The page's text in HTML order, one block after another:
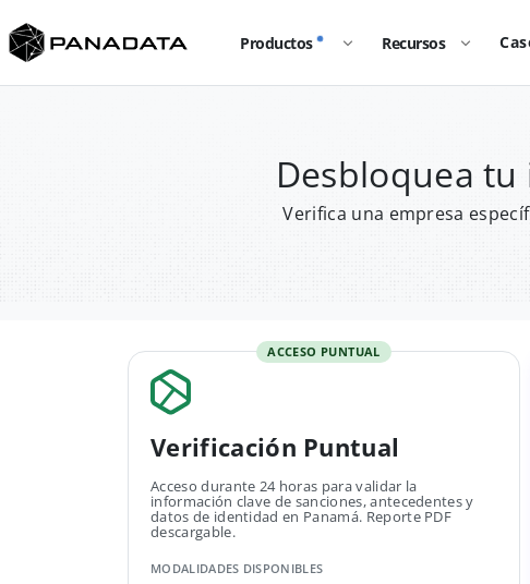
Productos Recursos
Desbloquea tu
Verifica una empresa
ACCESO PUNTUAL
Verificación Puntual
Acceso durante 24 horas para validar la
información clave de sanciones, antecedentes y
datos de identidad en Panamá. Reporte PDF
descargable.
MODALIDADES DISPONIBLES